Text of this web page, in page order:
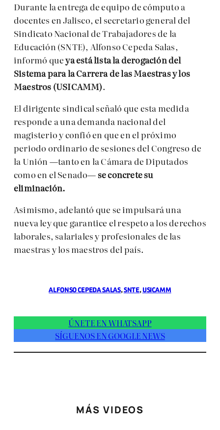
Durante la entrega de equipo de cómputo a
docentes en Jalisco, el secretario general del
Sindicato Nacional de Trabajadores de la
Educación (SNTE), Alfonso Cepeda Salas,
informó queya está lista la derogación del
Sistema para la Carrera de las Maestras y los
Maestros (USICAMM).
El dirigente sindical señaló que esta medida
responde a una demanda nacional del
magisterio y confió en que en el próximo
periodo ordinario de sesiones del Congreso de
la Unión —tanto en la Cámara de Diputados
como en el Senado—se concrete su
eliminación.
Asimismo, adelantó que se impulsará una
nueva ley que garantice el respeto a los derechos
laborales, salariales y profesionales de las
maestras y los maestros del país.
ALFONSO CEPEDA SALAS, SNTE, USICAMM
ÚNETE EN WHATSAPP
SÍGUENOS EN GOOGLE NEWS
MÁS VIDEOS